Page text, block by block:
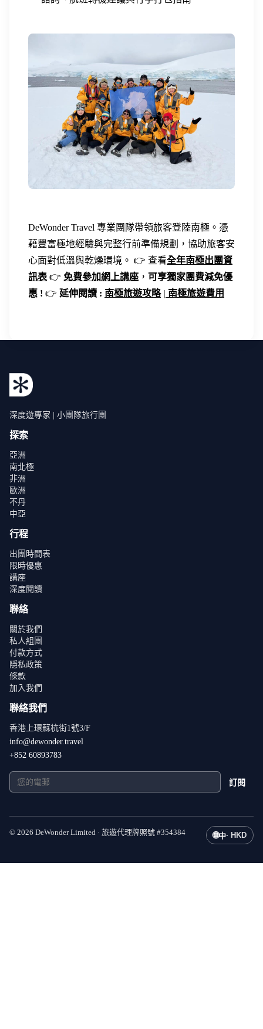
DeWonder Travel 專業團隊帶領旅客登陸南極。憑
藉豐富極地經驗與完整行前準備規劃，協助旅客安
心面對低溫與乾燥環境。 👉 查看全年南極出團資
訊表 👉 免費參加網上講座 ， 可享獨家團費減免優
惠 ! 👉 延伸閱讀 : 南極旅遊攻略| 南極旅遊費用
深度遊專家 | 小團隊旅行團
探索
亞洲
南北極
非洲
歐洲
不丹
中亞
行程
出團時間表
限時優惠
講座
深度閱讀
聯絡
關於我們
私人組團
付款方式
隱私政策
條款
加入我們
聯絡我們
香港上環蘇杭街1號3/F
info@dewonder.travel
+852 60893783
訂閱
© 2026 DeWonder Limited · 旅遊代理牌照號 #354384 🌐中· HKD